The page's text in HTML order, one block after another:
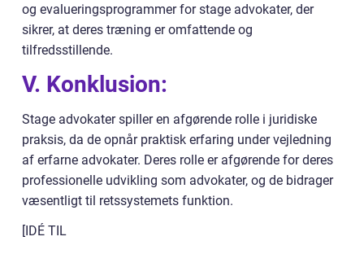
og evalueringsprogrammer for stage advokater, der
sikrer, at deres træning er omfattende og
tilfredsstillende.
V. Konklusion:
Stage advokater spiller en afgørende rolle i juridiske
praksis, da de opnår praktisk erfaring under vejledning
af erfarne advokater. Deres rolle er afgørende for deres
professionelle udvikling som advokater, og de bidrager
væsentligt til retssystemets funktion.
[IDÉ TIL